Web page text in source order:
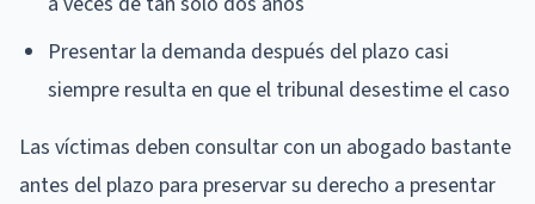
Presentar la demanda después del plazo casi
siempre resulta en que el tribunal desestime el caso
Las víctimas deben consultar con un abogado bastante
antes del plazo para preservar su derecho a presentar